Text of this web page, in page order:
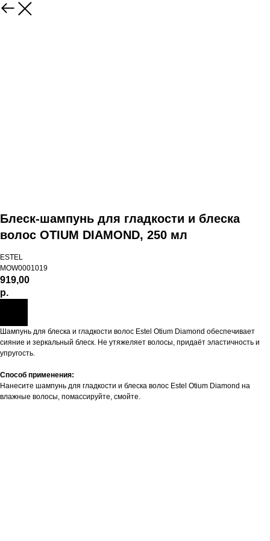
Блеск-шампунь для гладкости и блеска
волос OTIUM DIAMOND, 250 мл
ESTEL
MOW0001019
919,00
р.
Шампунь для блеска и гладкости волос Estel Otium Diamond обеспечивает
сияние и зеркальный блеск. Не утяжеляет волосы, придаёт эластичность и
упругость.
Способ применения:
Нанесите шампунь для гладкости и блеска волос Estel Otium Diamond на
влажные волосы, помассируйте, смойте.